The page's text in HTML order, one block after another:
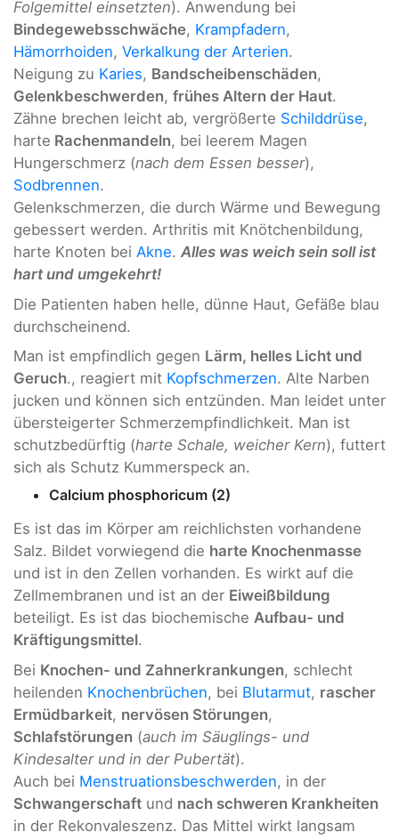
Folgemittel einsetzten). Anwendung bei
Bindegewebsschwäche, Krampfadern,
Hämorrhoiden, Verkalkung der Arterien.
Neigung zu Karies, Bandscheibenschäden,
Gelenkbeschwerden, frühes Altern der Haut.
Zähne brechen leicht ab, vergrößerte Schilddrüse,
harte Rachenmandeln, bei leerem Magen
Hungerschmerz (nach dem Essen besser),
Sodbrennen.
Gelenkschmerzen, die durch Wärme und Bewegung
gebessert werden. Arthritis mit Knötchenbildung,
harte Knoten bei Akne. Alles was weich sein soll ist
hart und umgekehrt!
Die Patienten haben helle, dünne Haut, Gefäße blau
durchscheinend.
Man ist empfindlich gegen Lärm, helles Licht und
Geruch., reagiert mit Kopfschmerzen. Alte Narben
jucken und können sich entzünden. Man leidet unter
übersteigerter Schmerzempfindlichkeit. Man ist
schutzbedürftig (harte Schale, weicher Kern), futtert
sich als Schutz Kummerspeck an.
Calcium phosphoricum (2)
Es ist das im Körper am reichlichsten vorhandene
Salz. Bildet vorwiegend die harte Knochenmasse
und ist in den Zellen vorhanden. Es wirkt auf die
Zellmembranen und ist an der Eiweißbildung
beteiligt. Es ist das biochemische Aufbau- und
Kräftigungsmittel.
Bei Knochen- und Zahnerkrankungen, schlecht
heilenden Knochenbrüchen, bei Blutarmut, rascher
Ermüdbarkeit, nervösen Störungen,
Schlafstörungen (auch im Säuglings- und
Kindesalter und in der Pubertät).
Auch bei Menstruationsbeschwerden, in der
Schwangerschaft und nach schweren Krankheiten
in der Rekonvaleszenz. Das Mittel wirkt langsam